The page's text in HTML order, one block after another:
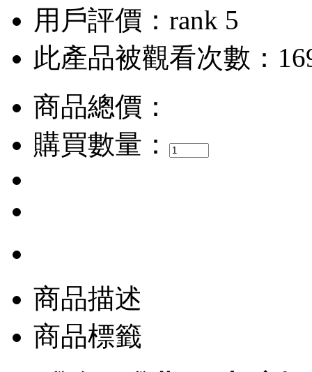
用戶評價：
此產品被觀看次數：
商品總價：
購買數量：
商品描述
商品標籤